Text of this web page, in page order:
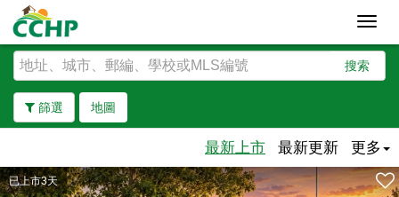
搜索
篩選 地圖
去除邊界
最新上市 最新更新 更多
已上市3天